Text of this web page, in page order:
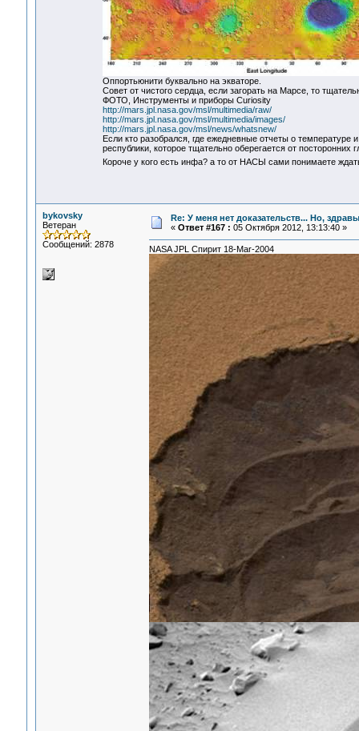
Оппортьюнити буквально на экваторе.
Совет от чистого сердца, если загорать на Марсе, то
ФОТО, Инструменты и приборы Curiosity
http://mars.jpl.nasa.gov/msl/multimedia/raw/
http://mars.jpl.nasa.gov/msl/multimedia/images/
http://mars.jpl.nasa.gov/msl/news/whatsnew/
Если кто разобрался, где ежедневные отчеты о температуре
республики, которое тщательно оберегается от посторонних
Короче у кого есть инфа? а то от НАСЫ сами понимаете
bykovsky
Ветеран
Сообщений: 2878
Re: У меня нет доказательств... Но,
« Ответ #167 : 05 Октября 2012, 13:13:40 »
NASA JPL Cпирит 18-Mar-2004